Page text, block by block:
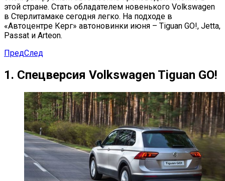
этой стране. Стать обладателем новенького Volkswagen
в Стерлитамаке сегодня легко. На подходе в
«Автоцентре Керг» автоновинки июня – Tiguan GO!, Jetta,
Passat и Arteon.
ПредСлед
1. Cпецверсия Volkswagen Tiguan GO!